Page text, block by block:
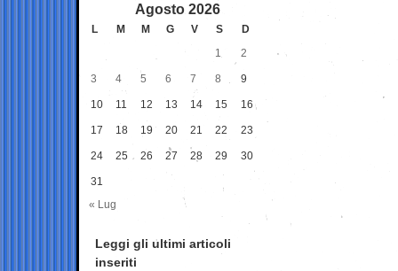
Agosto 2026
L M M G V S
D
1
2
3 4 5 6 7 8 9
10 11 12 13 14 15 16
17 18 19 20 21 22 23
24 25 26 27 28 29 30
31
« Lug
Leggi gli ultimi articoli
inseriti